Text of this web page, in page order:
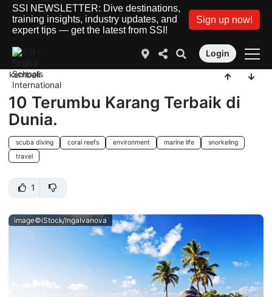
SSI NEWSLETTER: Dive destinations,
training insights, industry updates, and
expert tips — get the latest from SSI!
Sign up now!
Login
kembali
10 Terumbu Karang Terbaik di
Dunia.
scuba diving coral reefs environment marine life
snorkeling
travel
1
image©iStock/IngaIvanova